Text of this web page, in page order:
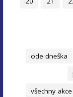
ode dneška
všechny akce